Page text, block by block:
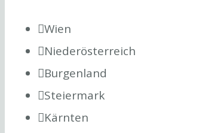
Wien
Niederösterreich
Burgenland
Steiermark
Kärnten